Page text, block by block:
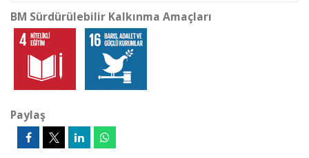
BM Sürdürülebilir Kalkınma Amaçları
Paylaş